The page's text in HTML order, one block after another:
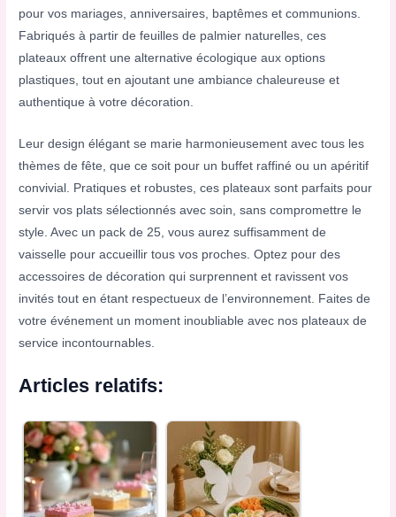
pour vos mariages, anniversaires, baptêmes et communions.
Fabriqués à partir de feuilles de palmier naturelles, ces
plateaux offrent une alternative écologique aux options
plastiques, tout en ajoutant une ambiance chaleureuse et
authentique à votre décoration.
Leur design élégant se marie harmonieusement avec tous les
thèmes de fête, que ce soit pour un buffet raffiné ou un apéritif
convivial. Pratiques et robustes, ces plateaux sont parfaits pour
servir vos plats sélectionnés avec soin, sans compromettre le
style. Avec un pack de 25, vous aurez suffisamment de
vaisselle pour accueillir tous vos proches. Optez pour des
accessoires de décoration qui surprennent et ravissent vos
invités tout en étant respectueux de l’environnement. Faites de
votre événement un moment inoubliable avec nos plateaux de
service incontournables.
Articles relatifs: